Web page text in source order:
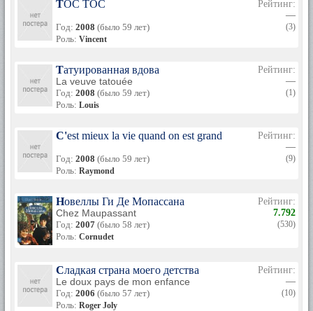
TOC TOC
Год: 2008 (было 59 лет)
Роль: Vincent
Рейтинг:
—
(3)
Татуированная вдова
La veuve tatouée
Год: 2008 (было 59 лет)
Роль: Louis
Рейтинг:
—
(1)
C'est mieux la vie quand on est grand
Год: 2008 (было 59 лет)
Роль: Raymond
Рейтинг:
—
(9)
Новеллы Ги Де Мопассана
Chez Maupassant
Год: 2007 (было 58 лет)
Роль: Cornudet
Рейтинг:
7.792
(530)
Сладкая страна моего детства
Le doux pays de mon enfance
Год: 2006 (было 57 лет)
Роль: Roger Joly
Рейтинг:
—
(10)